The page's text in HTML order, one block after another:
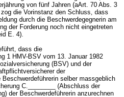
von fünf Jahren (aArt. 70 Abs. 3
die Vorinstanz den Schluss, dass
durch die Beschwerdegegnerin am
der Forderung noch nicht eingetreten
E. 4).
dass die
1 HMV-BSV vom 13. Januar 1982
(BSV) und der
der
selber massgeblich
C.________ (Abschluss der
der Beschwerdeführerin anzurechnen